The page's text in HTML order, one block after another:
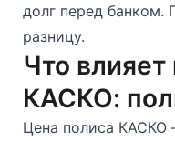
долг перед банком.
разницу.
Что влияет
КАСКО:
Цена полиса КАСКО